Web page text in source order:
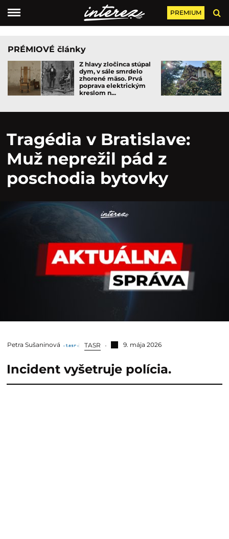
PREMIUM
PRÉMIOVÉ články
Z hlavy zločinca stúpal
dym, v sále smrdelo
zhorené mäso. Prvá
poprava elektrickým
kreslom n...
Tragédia v Bratislave:
Muž neprežil pád z
poschodia bytovky
Petra Sušaninová TASR 9. mája 2026
Incident vyšetruje polícia.